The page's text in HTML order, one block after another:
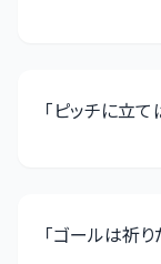
「ピッチに立て
「ゴールは祈り